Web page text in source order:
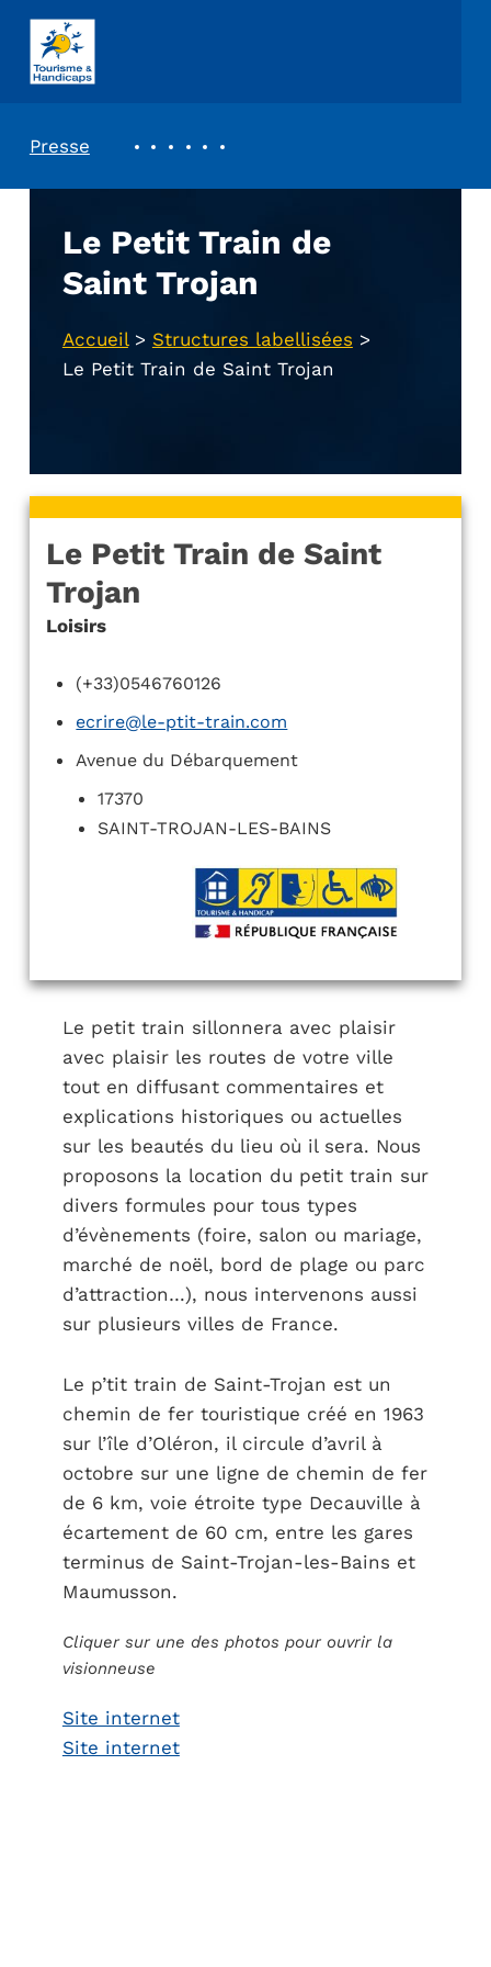
ASSOCIATION TOURISME ET HANDICAPS
Presse
Le Petit Train de
Saint Trojan
Accueil> Structures labellisées >
Le Petit Train de Saint Trojan
Le Petit Train de Saint
Trojan
Loisirs
(+33)0546760126
ecrire@le-ptit-train.com
Avenue du Débarquement
17370
SAINT-TROJAN-LES-BAINS
Le petit train sillonnera avec plaisir
avec plaisir les routes de votre ville
tout en diffusant commentaires et
explications historiques ou actuelles
sur les beautés du lieu où il sera. Nous
proposons la location du petit train sur
divers formules pour tous types
d’évènements (foire, salon ou mariage,
marché de noël, bord de plage ou parc
d’attraction…), nous intervenons aussi
sur plusieurs villes de France.
Le p’tit train de Saint-Trojan est un
chemin de fer touristique créé en 1963
sur l’île d’Oléron, il circule d’avril à
octobre sur une ligne de chemin de fer
de 6 km, voie étroite type Decauville à
écartement de 60 cm, entre les gares
terminus de Saint-Trojan-les-Bains et
Maumusson.
Cliquer sur une des photos pour ouvrir la
visionneuse
Site internet
Site internet